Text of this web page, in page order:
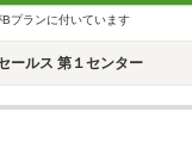
プランに付いています
ールス 第１センター